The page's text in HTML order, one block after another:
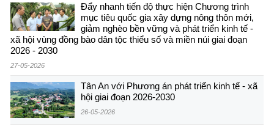
Đẩy nhanh tiến độ thực hiện Chương trình
mục tiêu quốc gia xây dựng nông thôn mới,
giảm nghèo bền vững và phát triển kinh tế -
xã hội vùng đồng bào dân tộc thiểu số và miền núi giai đoạn
2026 - 2030
27-05-2026
Tân An với Phương án phát triển kinh tế - xã
hội giai đoạn 2026-2030
26-05-2026